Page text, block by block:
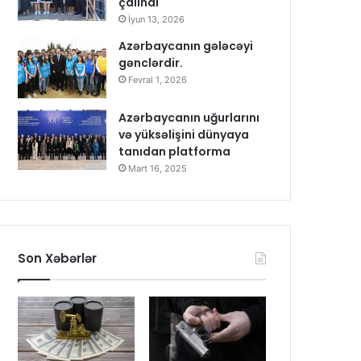
İyun 13, 2026
Azərbaycanın gələcəyi
gənclərdir.
Fevral 1, 2026
Azərbaycanın uğurlarını
və yüksəlişini dünyaya
tanıdan platforma
Mart 16, 2025
Son Xəbərlər